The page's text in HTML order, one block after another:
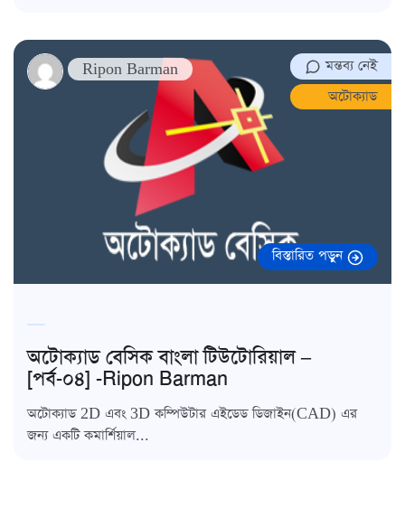
Ripon Barman
মন্তব্য নেই
অটোক্যাড
বিস্তারিত পড়ুন
অটোক্যাড বেসিক বাংলা টিউটোরিয়াল –
[পর্ব-০৪] -Ripon Barman
অটোক্যাড 2D এবং 3D কম্পিউটার এইডেড ডিজাইন(CAD) এর
জন্য একটি কমার্শিয়াল...